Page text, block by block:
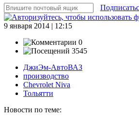
9 января 2014 | 12:15
0
3545
ДжиЭм-АвтоВАЗ
производство
Chevrolet Niva
Тольятти
Новости по теме: